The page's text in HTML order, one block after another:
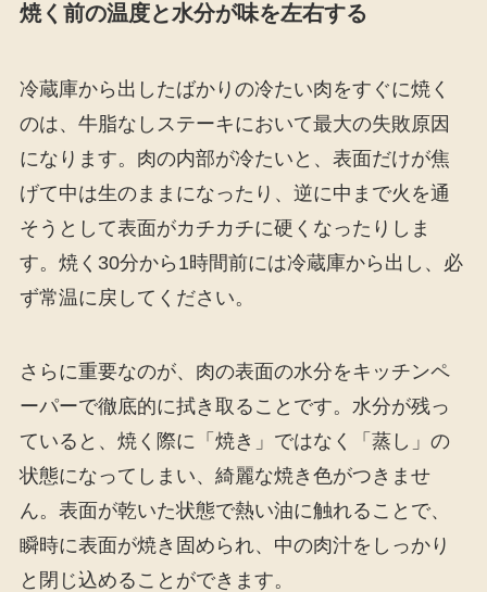
焼く前の温度と水分が味を左右する
冷蔵庫から出したばかりの冷たい肉をすぐに焼く
のは、牛脂なしステーキにおいて最大の失敗原因
になります。肉の内部が冷たいと、表面だけが焦
げて中は生のままになったり、逆に中まで火を通
そうとして表面がカチカチに硬くなったりしま
す。焼く30分から1時間前には冷蔵庫から出し、必
ず常温に戻してください。
さらに重要なのが、肉の表面の水分をキッチンペ
ーパーで徹底的に拭き取ることです。水分が残っ
ていると、焼く際に「焼き」ではなく「蒸し」の
状態になってしまい、綺麗な焼き色がつきませ
ん。表面が乾いた状態で熱い油に触れることで、
瞬時に表面が焼き固められ、中の肉汁をしっかり
と閉じ込めることができます。